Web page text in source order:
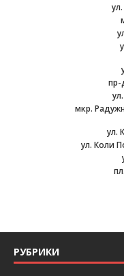
пр-
мкр.
ул.
ул. Коли
РУБРИКИ